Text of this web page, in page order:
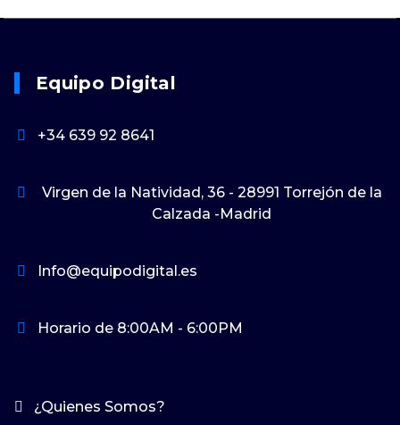
Equipo Digital
+34 639 92 8641
Virgen de la Natividad, 36 - 28991 Torrejón de la
Calzada -Madrid
Info@equipodigital.es
Horario de 8:00AM - 6:00PM
¿Quienes Somos?